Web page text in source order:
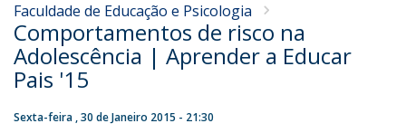
Faculdade de Educação e Psicologia
Comportamentos de risco na
Adolescência | Aprender a Educar
Pais '15
Sexta-feira , 30 de Janeiro 2015 - 21:30